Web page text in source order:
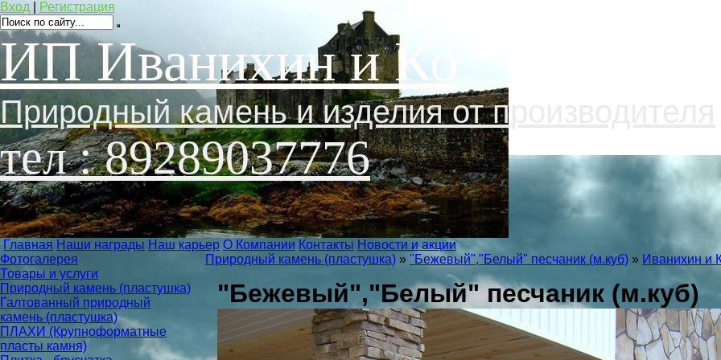
Вход Регистрация
ИП Иванихин и Ко
Природный камень и изделия от производителя
тел : 89289037776
Главная Наши награды Наш карьер О Компании Контакты Новости и акции
Фотогалерея
Товары и услуги
Природный камень (пластушка)
Галтованный природный
камень (пластушка)
ПЛАХИ (Крупноформатные
пласты камня)
Природный камень (пластушка) » "Бежевый","Белый" песчаник (м.куб) » Иванихин и
"Бежевый","Белый" песчаник (м.куб)